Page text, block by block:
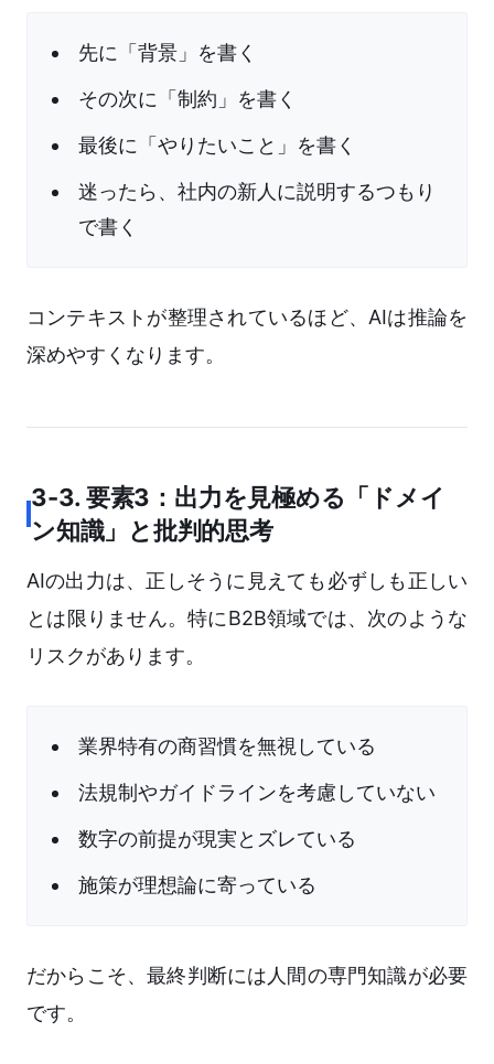
先に「背景」を書く
その次に「制約」を書く
最後に「やりたいこと」を書く
迷ったら、社内の新人に説明するつもり
で書く
コンテキストが整理されているほど、AIは推論を
深めやすくなります。
3-3. 要素3：出力を見極める「ドメイ
ン知識」と批判的思考
AIの出力は、正しそうに見えても必ずしも正しい
とは限りません。特にB2B領域では、次のような
リスクがあります。
業界特有の商習慣を無視している
法規制やガイドラインを考慮していない
数字の前提が現実とズレている
施策が理想論に寄っている
だからこそ、最終判断には人間の専門知識が必要
です。